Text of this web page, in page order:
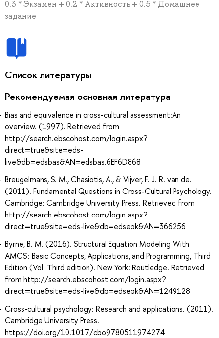
0.3 * Экзамен + 0.2 * Активность + 0.5 * Домашнее
задание
Список литературы
Рекомендуемая основная литература
Bias and equivalence in cross-cultural assessment:An
overview. (1997). Retrieved from
http://search.ebscohost.com/login.aspx?
direct=true&site=eds-
live&db=edsbas&AN=edsbas.6EF6D868
Breugelmans, S. M., Chasiotis, A., & Vijver, F. J. R. van de.
(2011). Fundamental Questions in Cross-Cultural Psychology.
Cambridge: Cambridge University Press. Retrieved from
http://search.ebscohost.com/login.aspx?
direct=true&site=eds-live&db=edsebk&AN=366256
Byrne, B. M. (2016). Structural Equation Modeling With
AMOS : Basic Concepts, Applications, and Programming, Third
Edition (Vol. Third edition). New York: Routledge. Retrieved
from http://search.ebscohost.com/login.aspx?
direct=true&site=eds-live&db=edsebk&AN=1249128
Cross-cultural psychology: Research and applications. (2011).
Cambridge University Press.
https://doi.org/10.1017/cbo9780511974274